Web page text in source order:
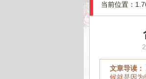
当前位置：
文章导读：
候就是因为